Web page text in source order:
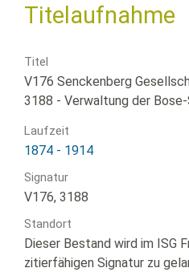
Titelaufnahme
Titel
V176 Senckenberg
3188 - Verwaltung der
Laufzeit
1874 - 1914
Signatur
V176, 3188
Standort
Dieser Bestand wird im ISG
zitierfähigen Signatur zu